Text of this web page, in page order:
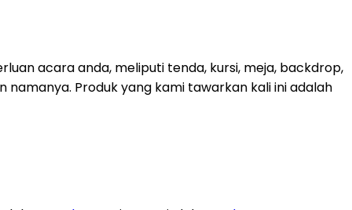
acara anda, meliputi tenda, kursi, meja, backdrop,
Produk yang kami tawarkan kali ini adalah